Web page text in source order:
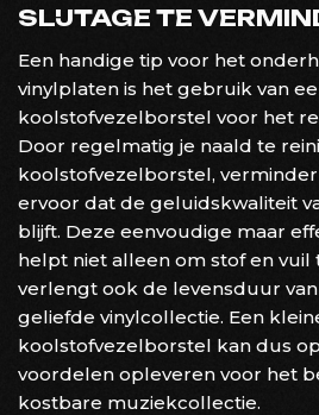
SLIJTAGE TE
Een handige tip voor het
vinylplaten is het gebruik van
koolstofvezelborstel voor het
Door regelmatig je naald te
koolstofvezelborstel,
ervoor dat de geluidskwaliteit
blijft. Deze eenvoudige maar
helpt niet alleen om stof en vuil
verlengt ook de levensduur
geliefde vinylcollectie. Een
koolstofvezelborstel kan dus
voordelen opleveren voor het
kostbare muziekcollectie.